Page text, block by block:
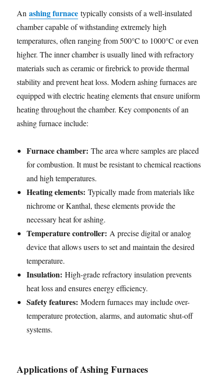
Anashing furnace typically consists of a well-insulated
chamber capable of withstanding extremely high
temperatures, often ranging from 500°C to 1000°C or even
higher. The inner chamber is usually lined with refractory
materials such as ceramic or firebrick to provide thermal
stability and prevent heat loss. Modern ashing furnaces are
equipped with electric heating elements that ensure uniform
heating throughout the chamber. Key components of an
ashing furnace include:
Furnace chamber: The area where samples are placed
for combustion. It must be resistant to chemical reactions
and high temperatures.
Heating elements: Typically made from materials like
nichrome or Kanthal, these elements provide the
necessary heat for ashing.
Temperature controller: A precise digital or analog
device that allows users to set and maintain the desired
temperature.
Insulation: High-grade refractory insulation prevents
heat loss and ensures energy efficiency.
Safety features: Modern furnaces may include over-
temperature protection, alarms, and automatic shut-off
systems.
Applications of Ashing Furnaces